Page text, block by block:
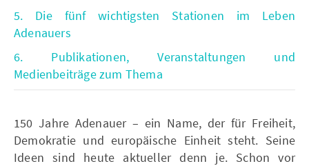
5. Die fünf wichtigsten Stationen im Leben
Adenauers
6. Publikationen, Veranstaltungen und
Medienbeiträge zum Thema
150 Jahre Adenauer – ein Name, der für Freiheit,
Demokratie und europäische Einheit steht. Seine
Ideen sind heute aktueller denn je. Schon vor